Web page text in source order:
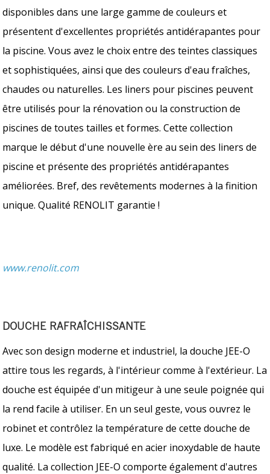
disponibles dans une large gamme de couleurs et
présentent d'excellentes propriétés antidérapantes pour
la piscine. Vous avez le choix entre des teintes classiques
et sophistiquées, ainsi que des couleurs d'eau fraîches,
chaudes ou naturelles. Les liners pour piscines peuvent
être utilisés pour la rénovation ou la construction de
piscines de toutes tailles et formes. Cette collection
marque le début d'une nouvelle ère au sein des liners de
piscine et présente des propriétés antidérapantes
améliorées. Bref, des revêtements modernes à la finition
unique. Qualité RENOLIT garantie !
www.renolit.com
DOUCHE RAFRAÎCHISSANTE
Avec son design moderne et industriel, la douche JEE-O
attire tous les regards, à l'intérieur comme à l'extérieur. La
douche est équipée d'un mitigeur à une seule poignée qui
la rend facile à utiliser. En un seul geste, vous ouvrez le
robinet et contrôlez la température de cette douche de
luxe. Le modèle est fabriqué en acier inoxydable de haute
qualité. La collection JEE-O comporte également d'autres